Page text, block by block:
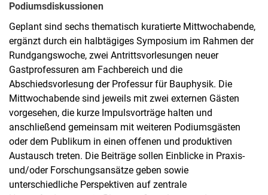
Podiumsdiskussionen
Geplant sind sechs thematisch kuratierte Mittwochabende,
ergänzt durch ein halbtägiges Symposium im Rahmen der
Rundgangswoche, zwei Antrittsvorlesungen neuer
Gastprofessuren am Fachbereich und die
Abschiedsvorlesung der Professur für Bauphysik. Die
Mittwochabende sind jeweils mit zwei externen Gästen
vorgesehen, die kurze Impulsvorträge halten und
anschließend gemeinsam mit weiteren Podiumsgästen
oder dem Publikum in einen offenen und produktiven
Austausch treten. Die Beiträge sollen Einblicke in Praxis‑
und/oder Forschungsansätze geben sowie
unterschiedliche Perspektiven auf zentrale